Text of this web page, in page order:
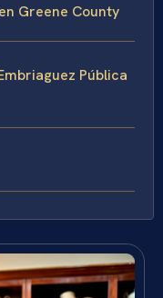
Greene County
Pública